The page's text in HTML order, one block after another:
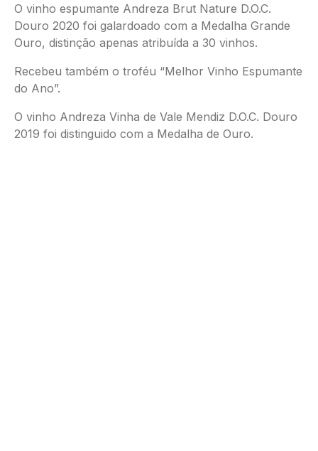
O vinho espumante Andreza Brut Nature D.O.C.
Douro 2020 foi galardoado com a Medalha Grande
Ouro, distinção apenas atribuída a 30 vinhos.
Recebeu também o troféu “Melhor Vinho Espumante
do Ano”.
O vinho Andreza Vinha de Vale Mendiz D.O.C. Douro
2019 foi distinguido com a Medalha de Ouro.